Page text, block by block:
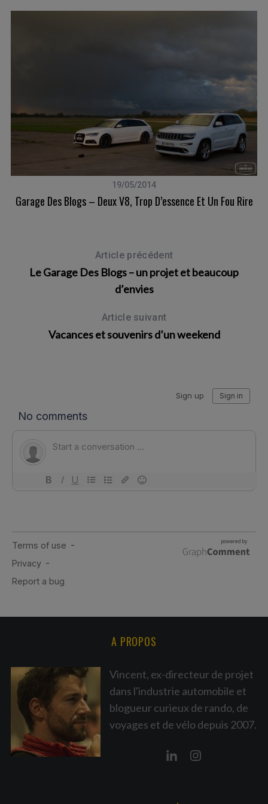
19/05/2014
Garage Des Blogs – Deux V8, Trop D’essence Et Un Fou Rire
Article précédent
Le Garage Des Blogs – un projet et beaucoup
d’envies
Article suivant
Vacances et souvenirs d’un weekend
A PROPOS
Vincent, ex-directeur de projet
dans l'industrie automobile et
blogueur curieux de rando, de
voyages et de vélo depuis 2007.